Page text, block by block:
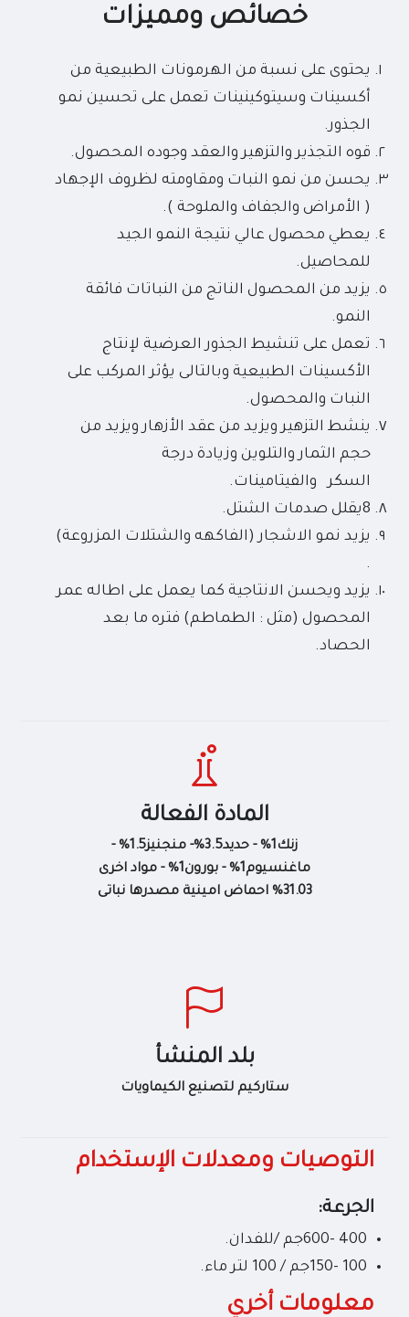
خصائص ومميزات
يحتوى على نسبة من الهرمونات الطبيعية من
أكسينات وسيتوكينينات تعمل على تحسين نمو
الجذور.
قوه التجذير والتزهير والعقد وجوده المحصول.
يحسن من نمو النبات ومقاومته لظروف الإجهاد
( الأمراض والجفاف والملوحة ).
يعطي محصول عالي نتيجة النمو الجيد
للمحاصيل.
يزيد من المحصول الناتج من النباتات فائقة
النمو.
تعمل على تنشيط الجذور العرضية لإنتاج
الأكسينات الطبيعية وبالتالى يؤثر المركب على
النبات والمحصول.
ينشط التزهير ويزيد من عقد الأزهار ويزيد من
حجم الثمار والتلوين وزيادة درجة
السكر والفيتامينات.
8يقلل صدمات الشتل.
يزيد نمو الاشجار (الفاكهه والشتلات المزروعة)
.
يزيد ويحسن الانتاجية كما يعمل على اطاله عمر
المحصول (مثل : الطماطم) فتره ما بعد
الحصاد.
المادة الفعالة
زنك1% - حديد3.5%- منجنيز1.5% -
ماغنسيوم1% - بورون1% - مواد اخرى
31.03% احماض امينية مصدرها نباتى
بلد المنشأ
ستاركيم لتصنيع الكيماويات
التوصيات ومعدلات الإستخدام
الجرعة:
400 -600جم /للفدان.
100 -150جم / 100 لتر ماء.
معلومات أخري